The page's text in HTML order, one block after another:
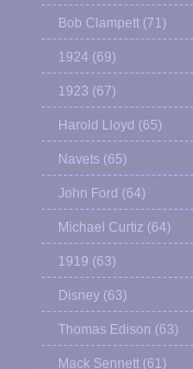
Bob Clampett (71)
1924 (69)
1923 (67)
Harold Lloyd (65)
Navets (65)
John Ford (64)
Michael Curtiz (64)
1919 (63)
Disney (63)
Thomas Edison (63)
Mack Sennett (61)